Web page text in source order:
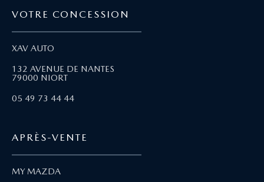
VOTRE CONCESSION
XAV AUTO
132 AVENUE DE NANTES
79000 NIORT
05 49 73 44 44
APRÈS-VENTE
MY MAZDA